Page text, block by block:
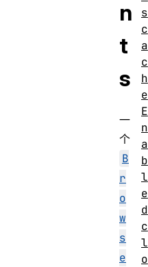
n
t
s
一
个
B
r
o
w
s
e
s
c
a
c
h
e
E
n
a
b
l
e
d
c
l
o